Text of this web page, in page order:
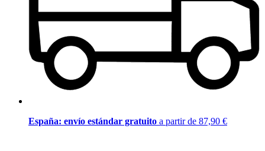
España: envío estándar gratuito a partir de 87,90 €